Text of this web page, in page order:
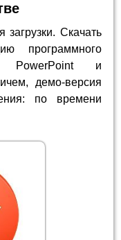
Скачать
программного
PowerPoint и
демо-версия
по времени